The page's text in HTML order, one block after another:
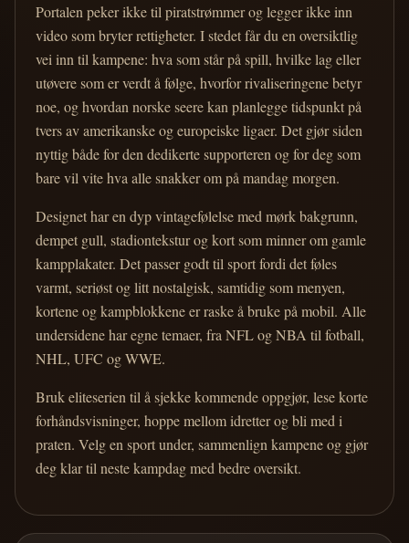
Portalen peker ikke til piratstrømmer og legger ikke inn
video som bryter rettigheter. I stedet får du en oversiktlig
vei inn til kampene: hva som står på spill, hvilke lag eller
utøvere som er verdt å følge, hvorfor rivaliseringene betyr
noe, og hvordan norske seere kan planlegge tidspunkt på
tvers av amerikanske og europeiske ligaer. Det gjør siden
nyttig både for den dedikerte supporteren og for deg som
bare vil vite hva alle snakker om på mandag morgen.
Designet har en dyp vintagefølelse med mørk bakgrunn,
dempet gull, stadiontekstur og kort som minner om gamle
kampplakater. Det passer godt til sport fordi det føles
varmt, seriøst og litt nostalgisk, samtidig som menyen,
kortene og kampblokkene er raske å bruke på mobil. Alle
undersidene har egne temaer, fra NFL og NBA til fotball,
NHL, UFC og WWE.
Bruk eliteserien til å sjekke kommende oppgjør, lese korte
forhåndsvisninger, hoppe mellom idretter og bli med i
praten. Velg en sport under, sammenlign kampene og gjør
deg klar til neste kampdag med bedre oversikt.